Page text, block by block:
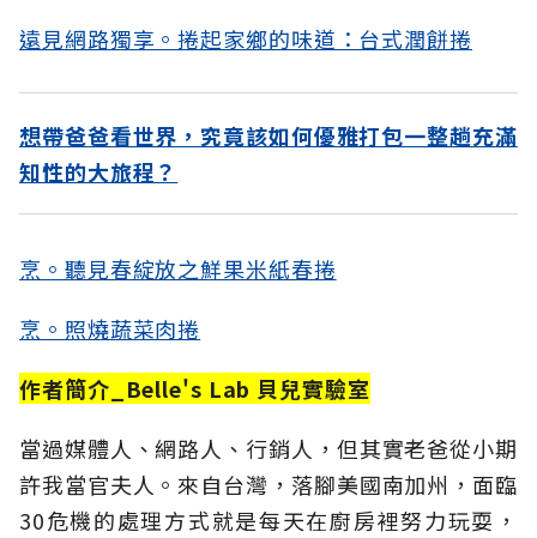
遠見網路獨享。捲起家鄉的味道：台式潤餅捲
想帶爸爸看世界，究竟該如何優雅打包一整趟充滿
知性的大旅程？
烹。聽見春綻放之鮮果米紙春捲
烹。照燒蔬菜肉捲
作者簡介_Belle's Lab 貝兒實驗室
當過媒體人、網路人、行銷人，但其實老爸從小期
許我當官夫人。來自台灣，落腳美國南加州，面臨
30危機的處理方式就是每天在廚房裡努力玩耍，